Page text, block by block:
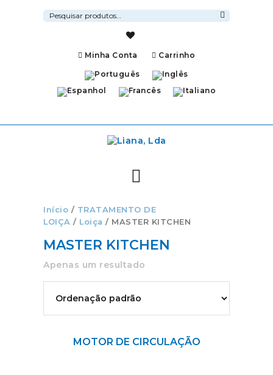
Pesquisar
por:
Minha Conta Carrinho
Início / TRATAMENTO DE
LOIÇA / Loiça / MASTER KITCHEN
MASTER KITCHEN
Apenas um resultado
MOTOR DE CIRCULAÇÃO